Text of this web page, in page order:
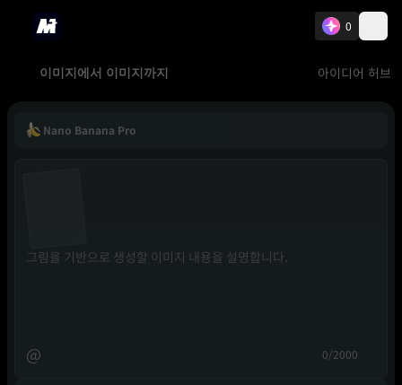
0
이미지에서 이미지까지 아이디어 허브
Nano Banana Pro
@ 0/2000